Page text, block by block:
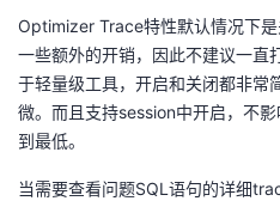
注
开
发
的
Programs
我
的
Optimizer Trace特性默认情况下
一些额外的开销，因此不建议一
于轻量级工具，开启和关闭都非常
微。而且支持session中开启，不
到最低。
当需要查看问题SQL语句的详细